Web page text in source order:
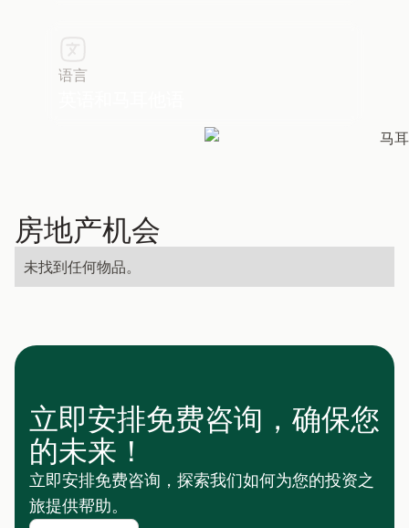
语言
房地产机会
未找到任何物品。
立即安排免费咨询，确保您
的未来！
立即安排免费咨询，探索我们如何为您的投资之
旅提供帮助。